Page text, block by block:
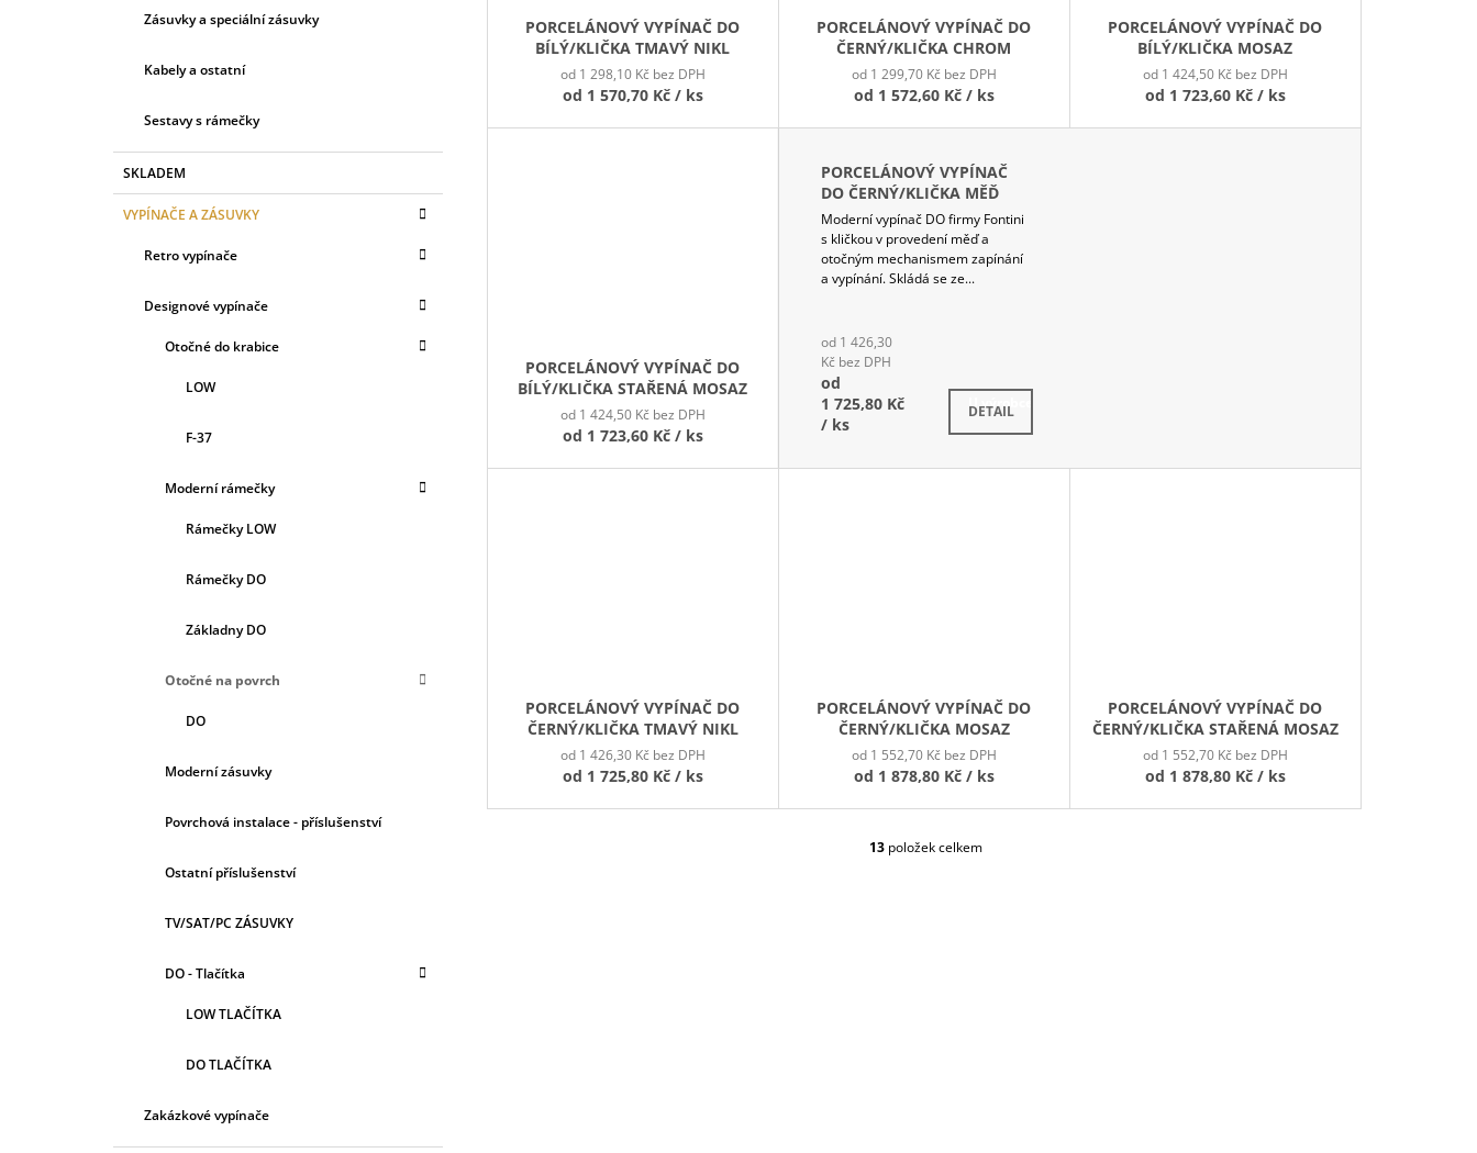
Zásuvky a speciální zásuvky
Kabely a ostatní
Sestavy s rámečky
SKLADEM
VYPÍNAČE A ZÁSUVKY
Retro vypínače
Designové vypínače
Otočné do krabice
LOW
F-37
Moderní rámečky
Rámečky LOW
Rámečky DO
Základny DO
Otočné na povrch
DO
Moderní zásuvky
Povrchová instalace - příslušenství
Ostatní příslušenství
TV/SAT/PC ZÁSUVKY
DO - Tlačítka
LOW TLAČÍTKA
DO TLAČÍTKA
Zakázkové vypínače
PORCELÁNOVÝ VYPÍNAČ DO
BÍLÝ/KLIČKA TMAVÝ NIKL
od 1 298,10 Kč bez DPH
od 1 570,70 Kč / ks
PORCELÁNOVÝ VYPÍNAČ DO
ČERNÝ/KLIČKA CHROM
od 1 299,70 Kč bez DPH
od 1 572,60 Kč / ks
PORCELÁNOVÝ VYPÍNAČ DO
BÍLÝ/KLIČKA MOSAZ
od 1 424,50 Kč bez DPH
od 1 723,60 Kč / ks
PORCELÁNOVÝ VYPÍNAČ DO
BÍLÝ/KLIČKA STAŘENÁ MOSAZ
od 1 424,50 Kč bez DPH
od 1 723,60 Kč / ks
PORCELÁNOVÝ VYPÍNAČ
DO ČERNÝ/KLIČKA MĚĎ
Moderní vypínač DO firmy Fontini
s kličkou v provedení měď a
otočným mechanismem zapínání
a vypínání. Skládá se ze...
od 1 426,30
Kč bez DPH
od
1 725,80 Kč
/ ks
DETAIL
U výrobce
PORCELÁNOVÝ VYPÍNAČ DO
ČERNÝ/KLIČKA TMAVÝ NIKL
od 1 426,30 Kč bez DPH
od 1 725,80 Kč / ks
PORCELÁNOVÝ VYPÍNAČ DO
ČERNÝ/KLIČKA MOSAZ
od 1 552,70 Kč bez DPH
od 1 878,80 Kč / ks
PORCELÁNOVÝ VYPÍNAČ DO
ČERNÝ/KLIČKA STAŘENÁ MOSAZ
od 1 552,70 Kč bez DPH
od 1 878,80 Kč / ks
O
13položek celkem